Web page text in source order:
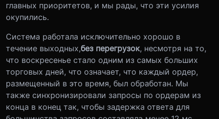
главных приоритетов, и мы рады, что эти усилия
окупились.
Система работала исключительно хорошо в
течение выходных,без перегрузок, несмотря на то,
что воскресенье стало одним из самых больших
торговых дней, что означает, что каждый ордер,
размещенный в это время, был обработан. Мы
также синхронизировали запросы по ордерам из
конца в конец так, чтобы задержка ответа для